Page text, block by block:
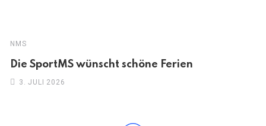
NMS
Die SportMS wünscht schöne Ferien
3. JULI 2026